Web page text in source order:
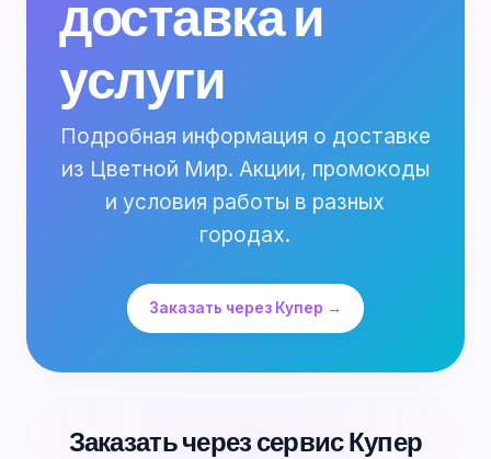
доставка и
услуги
Подробная информация о доставке
из Цветной Мир. Акции, промокоды
и условия работы в разных
городах.
Заказать через Купер →
Заказать через сервис Купер